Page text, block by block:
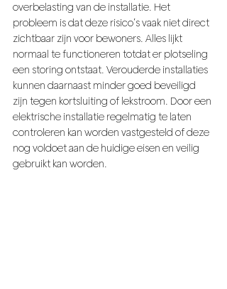
overbelasting van de installatie. Het
probleem is dat deze risico’s vaak niet direct
zichtbaar zijn voor bewoners. Alles lijkt
normaal te functioneren totdat er plotseling
een storing ontstaat. Verouderde installaties
kunnen daarnaast minder goed beveiligd
zijn tegen kortsluiting of lekstroom. Door een
elektrische installatie regelmatig te laten
controleren kan worden vastgesteld of deze
nog voldoet aan de huidige eisen en veilig
gebruikt kan worden.